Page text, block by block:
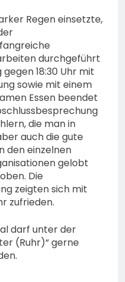
Regen einsetzte,
durchgeführt
18:30 Uhr mit
sowie mit einem
Essen beendet
die man in
auch die gute
den einzelnen
gelobt
Die
zeigten sich mit
zufrieden.
darf unter der
(Ruhr)“ gerne